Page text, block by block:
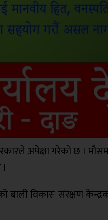
अपेक्षा गरेको छ ।
विकास संरक्षण